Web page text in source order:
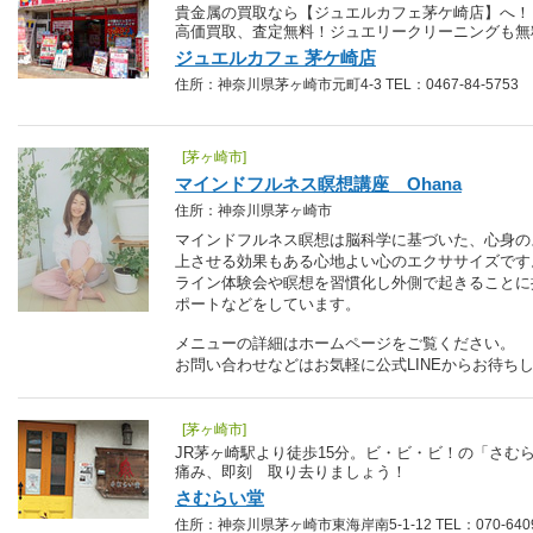
貴金属の買取なら【ジュエルカフェ茅ケ崎店】へ
高価買取、査定無料！ジュエリークリーニングも
ジュエルカフェ 茅ケ崎店
住所：神奈川県茅ヶ崎市元町4-3 TEL：0467-84-5753
[茅ヶ崎市]
マインドフルネス瞑想講座 Ohana
住所：神奈川県茅ヶ崎市
マインドフルネス瞑想は脳科学に基づいた、心身
上させる効果もある心地よい心のエクササイズで
ライン体験会や瞑想を習慣化し外側で起きること
ポートなどをしています。
メニューの詳細はホームページをご覧ください。
お問い合わせなどはお気軽に公式LINEからお待ち
[茅ヶ崎市]
JR茅ヶ崎駅より徒歩15分。ビ・ビ・ビ！の「さむ
痛み、即刻 取り去りましょう！
さむらい堂
住所：神奈川県茅ヶ崎市東海岸南5-1-12 TEL：070-